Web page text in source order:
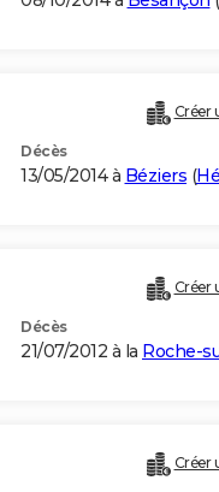
Créer
Décès
13/05/2014 à Béziers (
Créer
Décès
21/07/2012 à la Roche-
Créer